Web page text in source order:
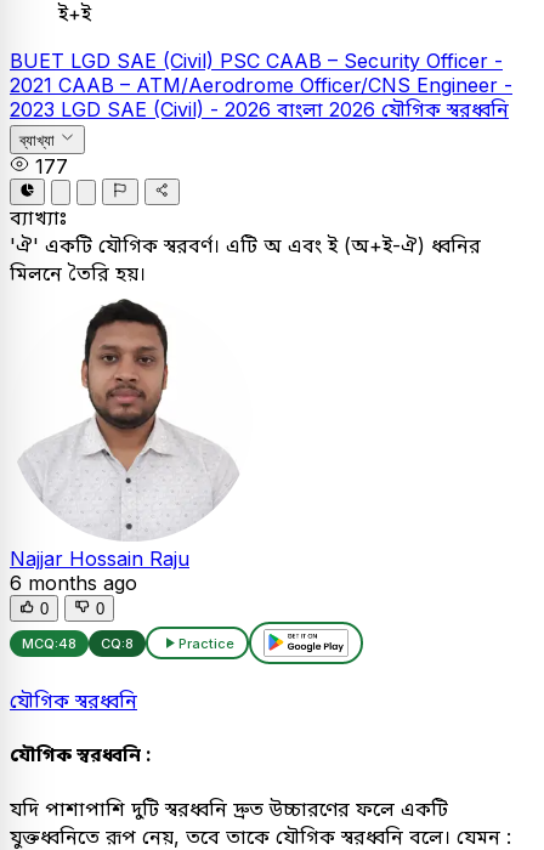
ই+ই
BUET LGD SAE (Civil) PSC CAAB – Security Officer -
2021 CAAB – ATM/Aerodrome Officer/CNS Engineer -
2023 LGD SAE (Civil) - 2026 বাংলা 2026 যৌগিক স্বরধ্বনি
ব্যাখ্যা
177
ব্যাখ্যাঃ
'ঐ' একটি যৌগিক স্বরবর্ণ। এটি অ এবং ই (অ+ই-ঐ) ধ্বনির
মিলনে তৈরি হয়।
Najjar Hossain Raju
6 months ago
0 0
MCQ:48 CQ:8 Practice
যৌগিক স্বরধ্বনি
যৌগিক স্বরধ্বনি :
যদি পাশাপাশি দুটি স্বরধ্বনি দ্রুত উচ্চারণের ফলে একটি
যুক্তধ্বনিতে রূপ নেয়, তবে তাকে যৌগিক স্বরধ্বনি বলে। যেমন :